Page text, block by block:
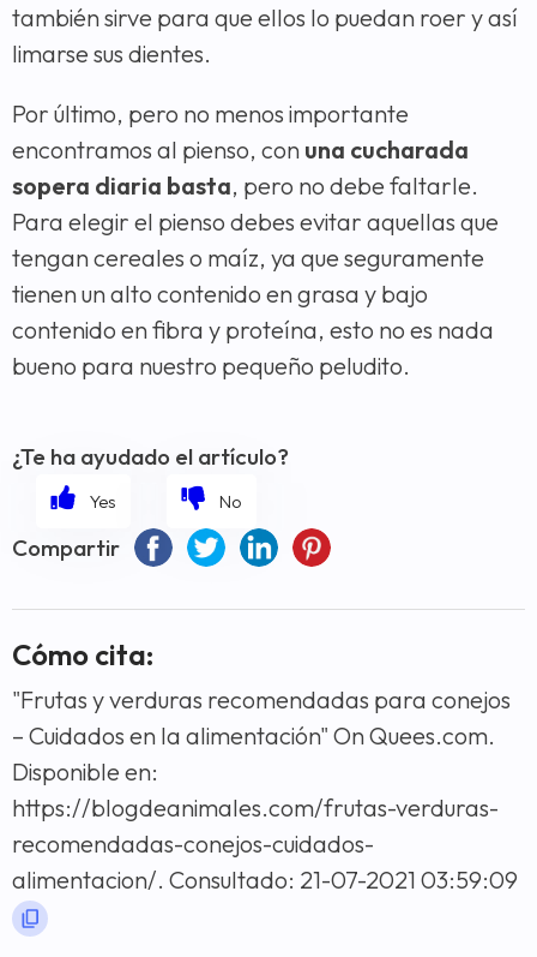
también sirve para que ellos lo puedan roer y así
limarse sus dientes.
Por último, pero no menos importante
encontramos al pienso, con una cucharada
sopera diaria basta, pero no debe faltarle.
Para elegir el pienso debes evitar aquellas que
tengan cereales o maíz, ya que seguramente
tienen un alto contenido en grasa y bajo
contenido en fibra y proteína, esto no es nada
bueno para nuestro pequeño peludito.
¿Te ha ayudado el artículo?
Compartir
Cómo cita:
"Frutas y verduras recomendadas para conejos
– Cuidados en la alimentación" On Quees.com.
Disponible en:
https://blogdeanimales.com/frutas-verduras-
recomendadas-conejos-cuidados-
alimentacion/. Consultado: 21-07-2021 03:59:09